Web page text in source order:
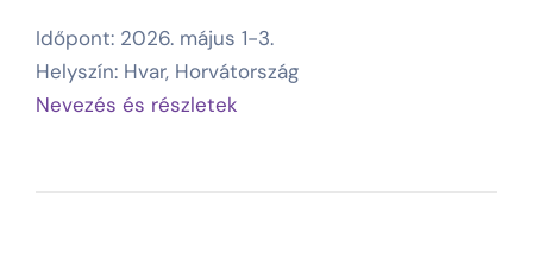
Időpont: 2026. május 1-3.
Helyszín: Hvar, Horvátország
Nevezés és részletek